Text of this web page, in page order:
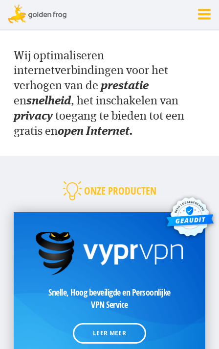
Wij optimaliseren
internetverbindingen voor het
verhogen van de prestatie
ensnelheid, het inschakelen van
privacytoegang te bieden tot een
gratis enopen Internet.
ONZE PRODUCTEN
Snelle, Hoog beveiligde en Persoonlijke
VPN Service
LEER MEER